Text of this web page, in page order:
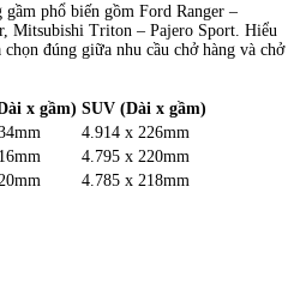
gầm phổ biến gồm Ford Ranger –
Mitsubishi Triton – Pajero Sport. Hiểu
đúng giữa nhu cầu chở hàng và chở
x gầm) SUV (Dài x gầm)
4.914 x 226mm
4.795 x 220mm
4.785 x 218mm